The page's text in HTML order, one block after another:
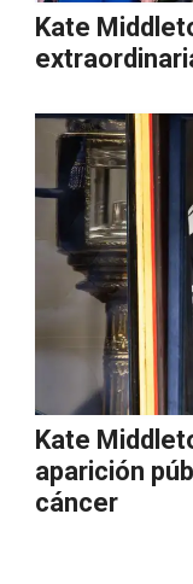
Kate
Kate
aparición
cáncer